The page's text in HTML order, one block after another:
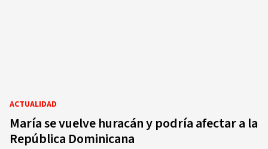
ACTUALIDAD
María se vuelve huracán y podría afectar a la
República Dominicana